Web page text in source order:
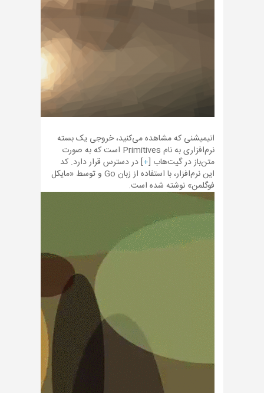
انیمیشنی که مشاهده می‌کنید، خروجی یک بسته
نرم‌افزاری به نام Primitives است که به صورت
متن‌باز در گیت‌هاب [+] در دسترس قرار دارد. کد
این نرم‌افزار، با استفاده از زبان Go و توسط «مایکل
فوگلمن» نوشته شده است.